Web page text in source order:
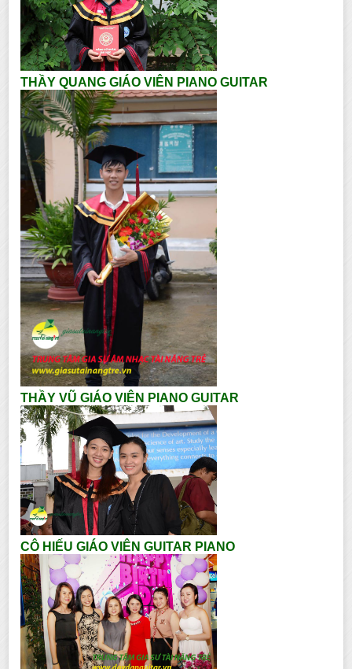
THẦY QUANG GIÁO VIÊN PIANO GUITAR
THẦY VŨ GIÁO VIÊN PIANO GUITAR
CÔ HIẾU GIÁO VIÊN GUITAR PIANO